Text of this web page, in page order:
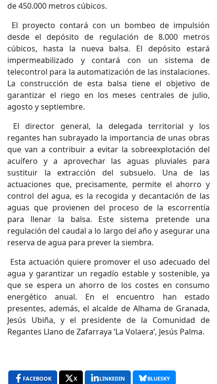
de 450.000 metros cúbicos.
El proyecto contará con un bombeo de impulsión
desde el depósito de regulación de 8.000 metros
cúbicos, hasta la nueva balsa. El depósito estará
impermeabilizado y contará con un sistema de
telecontrol para la automatización de las instalaciones.
La construcción de esta balsa tiene el objetivo de
garantizar el riego en los meses centrales de julio,
agosto y septiembre.
El director general, la delegada territorial y los
regantes han subrayado la importancia de unas obras
que van a contribuir a evitar la sobreexplotación del
acuífero y a aprovechar las aguas pluviales para
sustituir la extracción del subsuelo. Una de las
actuaciones que, precisamente, permite el ahorro y
control del agua, es la recogida y decantación de las
aguas que provienen del proceso de la escorrentía
para llenar la balsa. Este sistema pretende una
regulación del caudal a lo largo del año y asegurar una
reserva de agua para prever la siembra.
Esta actuación quiere promover el uso adecuado del
agua y garantizar un regadío estable y sostenible, ya
que se espera un ahorro de los costes en consumo
energético anual. En el encuentro han estado
presentes, además, el alcalde de Alhama de Granada,
Jesús Ubiña, y el presidente de la Comunidad de
Regantes Llano de Zafarraya ‘La Volaera’, Jesús Palma.
FACEBOOK X LINKEDIN BLUESKY